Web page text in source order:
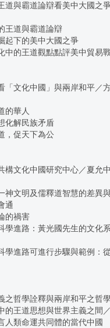
道與霸道論辯看美中大國之
王道與霸道論辯
起下的美中大國之爭
中的王道觀點點評美中貿易
「文化中國」與兩岸和平／
的華人
化解民族矛盾
，促天下為公
構文化中國研究中心／夏允中
神文明及儒釋道智慧的差異
通
的禍害
學進路：黃光國先生的文化
學進路可進行步驟與範例：
之哲學詮釋與兩岸和平之哲
的王道思想與世界主義之間
人類命運共同體的當代中國